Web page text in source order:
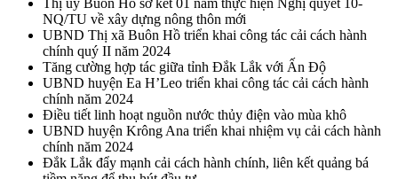
Thị ủy Buôn Hồ sơ kết 01 năm thực hiện Nghị quyết 10-
NQ/TU về xây dựng nông thôn mới
UBND Thị xã Buôn Hồ triển khai công tác cải cách hành
chính quý II năm 2024
Tăng cường hợp tác giữa tỉnh Đắk Lắk với Ấn Độ
UBND huyện Ea H’Leo triển khai công tác cải cách hành
chính năm 2024
Điều tiết linh hoạt nguồn nước thủy điện vào mùa khô
UBND huyện Krông Ana triển khai nhiệm vụ cải cách hành
chính năm 2024
Đắk Lắk đẩy mạnh cải cách hành chính, liên kết quảng bá